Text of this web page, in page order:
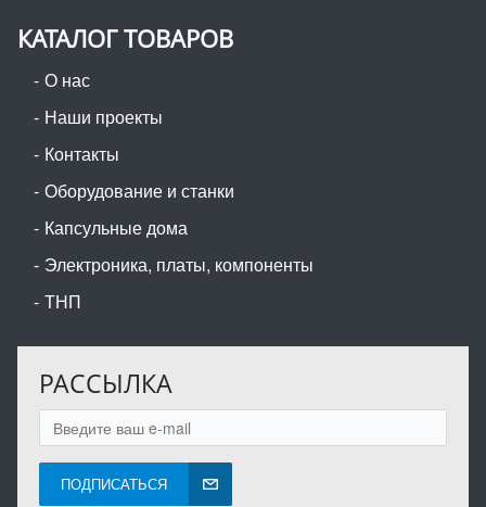
КАТАЛОГ ТОВАРОВ
О нас
Наши проекты
Контакты
Оборудование и станки
Капсульные дома
Электроника, платы, компоненты
ТНП
РАССЫЛКА
ПОДПИСАТЬСЯ